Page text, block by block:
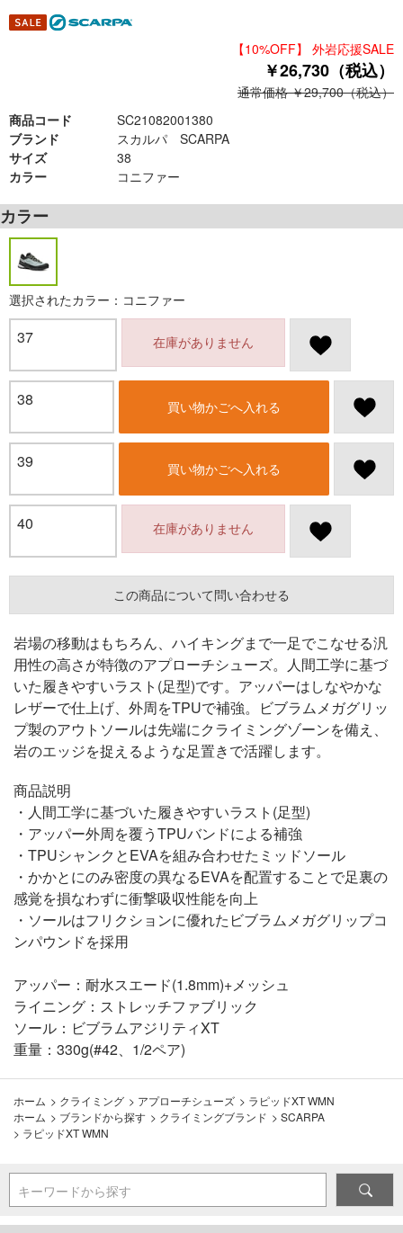
【10%OFF】 外岩応援SALE
￥26,730（税込）
通常価格 ￥29,700（税込）
商品コード
SC21082001380
ブランド
スカルパ SCARPA
サイズ
38
カラー
コニファー
カラー
選択されたカラー：コニファー
37 在庫がありません
38 買い物かごへ入れる
39 買い物かごへ入れる
40 在庫がありません
この商品について問い合わせる
岩場の移動はもちろん、ハイキングまで一足でこなせる汎
用性の高さが特徴のアプローチシューズ。人間工学に基づ
いた履きやすいラスト(足型)です。アッパーはしなやかな
レザーで仕上げ、外周をTPUで補強。ビブラムメガグリッ
プ製のアウトソールは先端にクライミングゾーンを備え、
岩のエッジを捉えるような足置きで活躍します。
商品説明
・人間工学に基づいた履きやすいラスト(足型)
・アッパー外周を覆うTPUバンドによる補強
・TPUシャンクとEVAを組み合わせたミッドソール
・かかとにのみ密度の異なるEVAを配置することで足裏の
感覚を損なわずに衝撃吸収性能を向上
・ソールはフリクションに優れたビブラムメガグリップコ
ンパウンドを採用
アッパー：耐水スエード(1.8mm)+メッシュ
ライニング：ストレッチファブリック
ソール：ビブラムアジリティXT
重量：330g(#42、1/2ペア)
ホーム > クライミング > アプローチシューズ > ラピッドXT WMN
ホーム > ブランドから探す > クライミングブランド > SCARPA
> ラピッドXT WMN
キーワードから探す